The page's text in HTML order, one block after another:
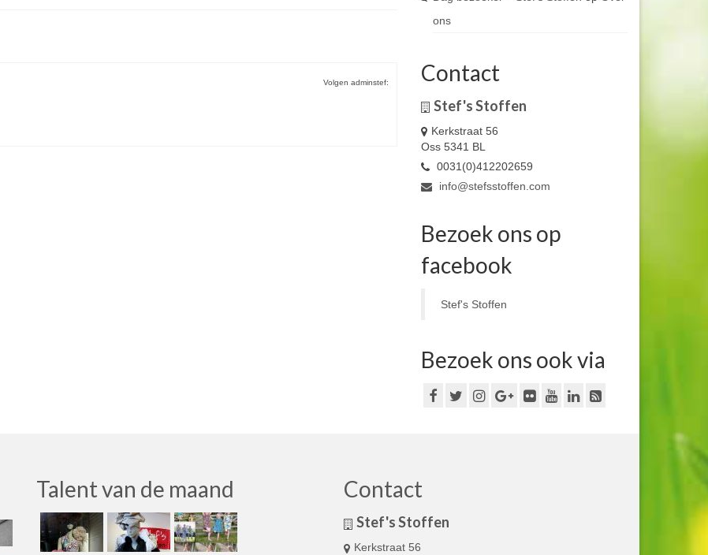
Volgen adminstef:
ons
Contact
Stef's Stoffen
Kerkstraat 56
Oss 5341 BL
0031(0)412202659
info@stefsstoffen.com
Bezoek ons op
facebook
Stef's Stoffen
Bezoek ons ook via
Talent van de maand Contact
Stef's Stoffen
Kerkstraat 56